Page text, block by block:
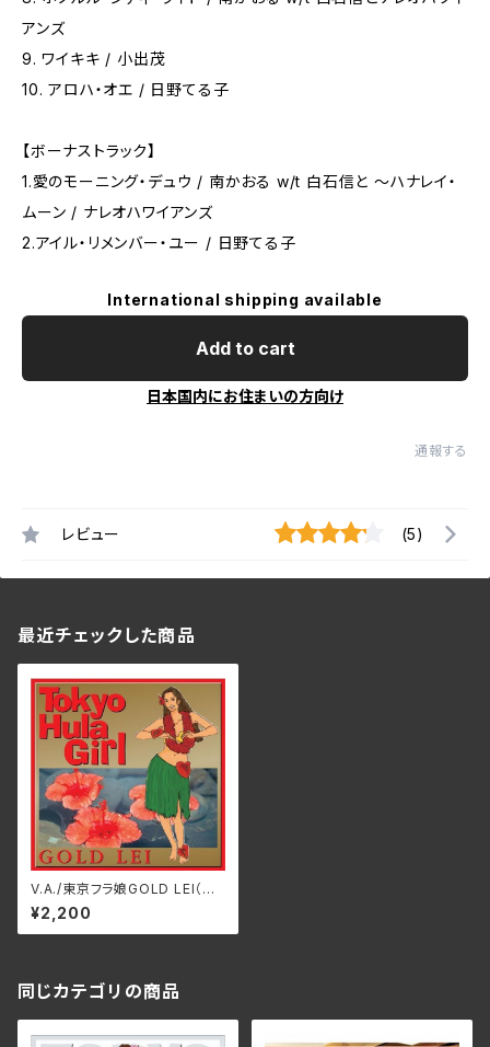
アンズ
9. ワイキキ / 小出茂
10. アロハ・オエ / 日野てる子
【ボーナストラック】
1.愛のモーニング・デュウ / 南かおる w/t 白石信と ～ハナレイ・
ムーン / ナレオハワイアンズ
2.アイル・リメンバー・ユー / 日野てる子
International shipping available
Add to cart
日本国内にお住まいの方向け
通報する
レビュー (5)
最近チェックした商品
V.A./東京フラ娘GOLD LEI（金
盤） LEIR-3004
¥2,200
同じカテゴリの商品